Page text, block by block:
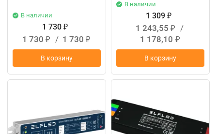
В наличии
1 730 ₽
1 730 ₽ / 1 730 ₽
В корзину
В наличии
1 309 ₽
1 243,55 ₽
/
1 178,10 ₽
В корзину